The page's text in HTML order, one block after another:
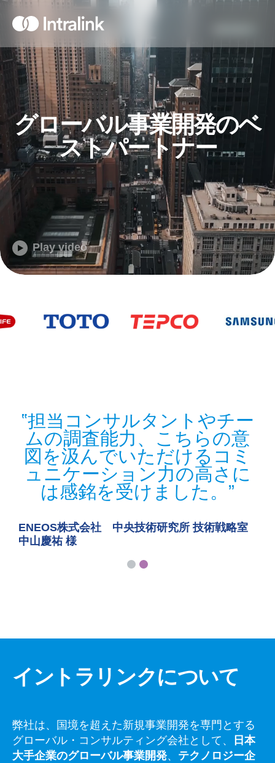
p
o
t
n
t
H
m
e
グローバル事業開発のベ
ストパートナー
Play video
担当コンサルタントやチー
ムの調査能力、こちらの意
図を汲んでいただけるコミ
ュニケーション力の高さに
は感銘を受けました。
ENEOS株式会社 中央技術研究所 技術戦略室
中山慶祐 様
イントラリンクについて
弊社は、国境を超えた新規事業開発を専門とする
グローバル・コンサルティング会社として、
日本
大手企業のグローバル事業開発、 テクノロジー企